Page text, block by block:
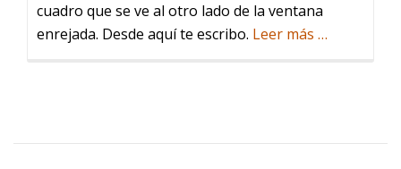
cuadro que se ve al otro lado de la ventana
enrejada. Desde aquí te escribo. Leer más acerca
…